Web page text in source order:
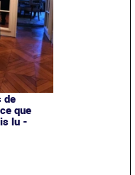
de
que
lu -